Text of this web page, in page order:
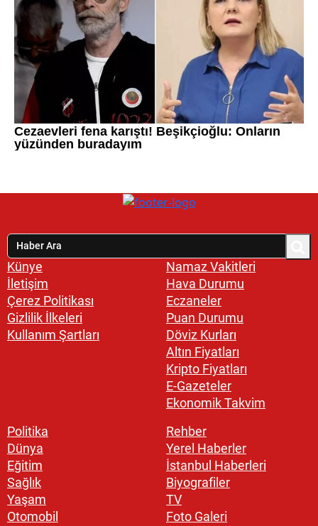
Künye
İletişim
Çerez Politikası
Gizlilik İlkeleri
Kullanım Şartları
Namaz Vakitleri
Hava Durumu
Eczaneler
Puan Durumu
Döviz Kurları
Altın Fiyatları
Kripto Fiyatları
E-Gazeteler
Ekonomik Takvim
Politika
Dünya
Eğitim
Sağlık
Yaşam
Otomobil
Rehber
Yerel Haberler
İstanbul Haberleri
Biyografiler
TV
Foto Galeri